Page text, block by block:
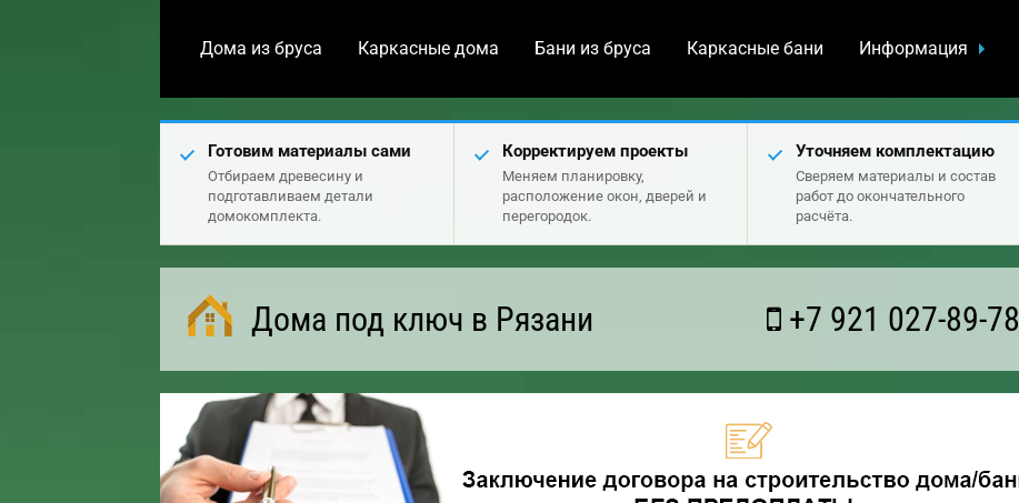
Дома из бруса Каркасные дома Бани из бруса Каркасные бани Информация
Готовим материалы сами
Отбираем древесину и
подготавливаем детали
домокомплекта.
Корректируем проекты
Меняем планировку,
расположение окон, дверей и
перегородок.
Уточняем комплектацию
Сверяем материалы и состав
работ до окончательного
расчёта.
Дома под ключ в Рязани +7 921 027-89-78